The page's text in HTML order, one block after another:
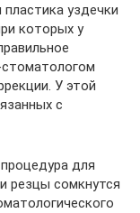
пластика уздечки
которых у
У этой
с
для
резцы сомкнутся